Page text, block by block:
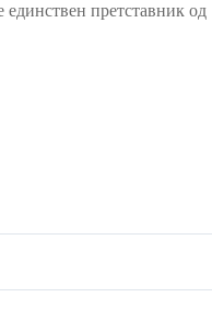
единствен претставник од